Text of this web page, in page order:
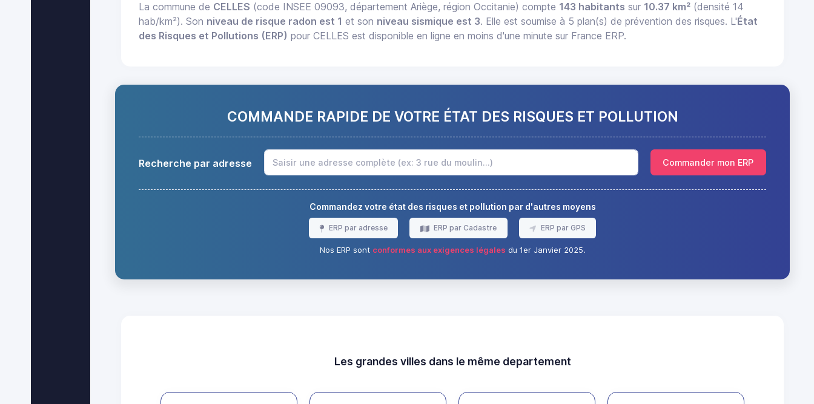
La commune de CELLES (code INSEE 09093, département Ariège, région Occitanie) compte 143 habitants sur 10.37 km² (densité 14
hab/km²). Son niveau de risque radon est 1 et son niveau sismique est 3. Elle est soumise à 5 plan(s) de prévention des risques. L'État
des Risques et Pollutions (ERP) pour CELLES est disponible en ligne en moins d'une minute sur France ERP.
COMMANDE RAPIDE DE VOTRE ÉTAT DES RISQUES ET POLLUTION
Recherche par adresse Commander mon ERP
Commandez votre état des risques et pollution par d'autres moyens
ERP par adresse ERP par Cadastre ERP par GPS
Nos ERP sont conformes aux exigences légales du 1er Janvier 2025.
Les grandes villes dans le même departement